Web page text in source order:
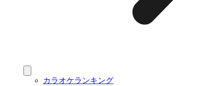
カラオケランキング